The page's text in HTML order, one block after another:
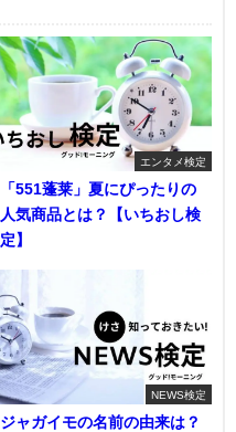
エンタメ検定
「551蓬莱」夏にぴったりの
人気商品とは？【いちおし検
定】
NEWS検定
ジャガイモの名前の由来は？